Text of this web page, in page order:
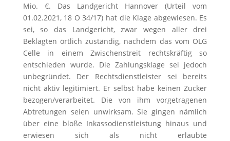
Mio. €. Das Landgericht Hannover (Urteil vom
01.02.2021, 18 O 34/17) hat die Klage abgewiesen. Es
sei, so das Landgericht, zwar wegen aller drei
Beklagten örtlich zuständig, nachdem das vom OLG
Celle in einem Zwischenstreit rechtskräftig so
entschieden wurde. Die Zahlungsklage sei jedoch
unbegründet. Der Rechtsdienstleister sei bereits
nicht aktiv legitimiert. Er selbst habe keinen Zucker
bezogen/verarbeitet. Die von ihm vorgetragenen
Abtretungen seien unwirksam. Sie gingen nämlich
über eine bloße Inkassodienstleistung hinaus und
erwiesen sich als nicht erlaubte